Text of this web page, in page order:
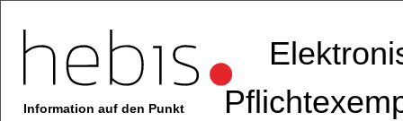
Information auf den Punkt